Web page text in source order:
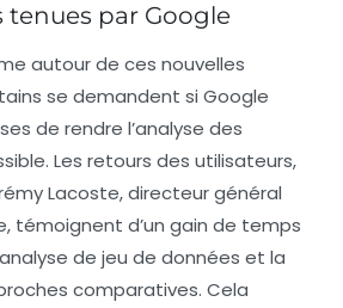
tenues par Google
autour de ces nouvelles
se demandent si Google
de rendre l’analyse des
Les retours des utilisateurs,
Lacoste, directeur général
témoignent d’un gain de temps
de jeu de données et la
comparatives. Cela